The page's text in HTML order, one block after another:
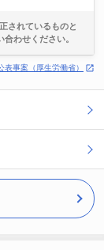
されているものと
わせください。
事案（厚生労働省）